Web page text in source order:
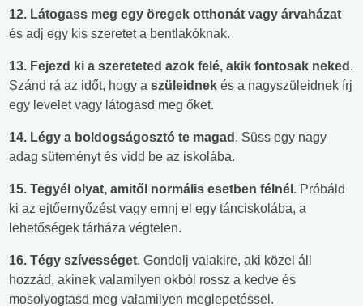
12. Látogass meg egy öregek otthonát vagy árvaházat
és adj egy kis szeretet a bentlakóknak.
13. Fejezd ki a szereteted azok felé, akik fontosak neked .
Szánd rá az időt, hogy a szüleidnek és a nagyszüleidnek írj
egy levelet vagy látogasd meg őket.
14. Légy a boldogságosztó te magad . Süss egy nagy
adag süteményt és vidd be az iskolába.
15. Tegyél olyat, amitől normális esetben félnél . Próbáld
ki az ejtőernyőzést vagy emnj el egy tánciskolába, a
lehetőségek tárháza végtelen.
16. Tégy szívességet. Gondolj valakire, aki közel áll
hozzád, akinek valamilyen okból rossz a kedve és
mosolyogtasd meg valamilyen meglepetéssel.